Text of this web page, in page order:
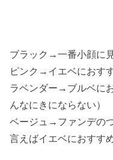
ブラック→一番小顔に
ピンク→イエベにおす
ラベンダー→ブルベに
んなにきにならない）
ベージュ→ファンデの
言えばイエベにおすすめ